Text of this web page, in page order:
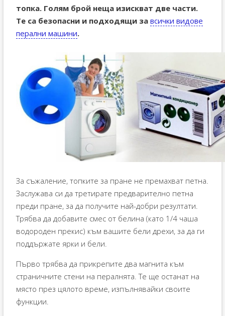
топка. Голям брой неща изискват две части.
Те са безопасни и подходящи за всички видове
перални машини.
За съжаление, топките за пране не премахват петна.
Заслужава си да третирате предварително петна
преди пране, за да получите най-добри резултати.
Трябва да добавите смес от белина (като 1/4 чаша
водороден прекис) към вашите бели дрехи, за да ги
поддържате ярки и бели.
Първо трябва да прикрепите два магнита към
страничните стени на пералнята. Те ще останат на
място през цялото време, изпълнявайки своите
функции.